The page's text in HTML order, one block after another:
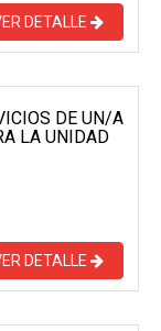
DETALLE
DE UN/A
LA UNIDAD
DETALLE